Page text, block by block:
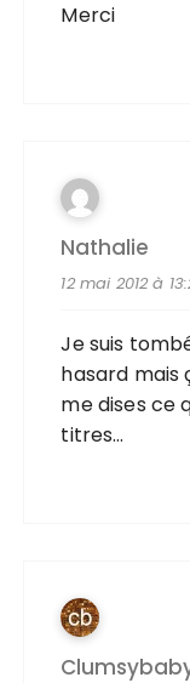
Merci
Nathalie
12 mai 2012 à
Je suis
hasard mais
me dises ce
titres…